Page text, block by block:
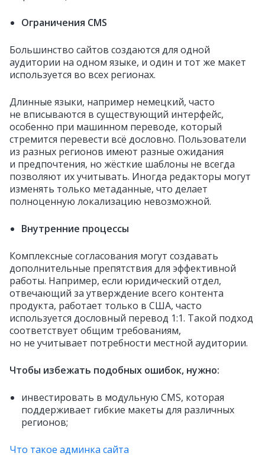
Ограничения CMS
Большинство сайтов создаются для одной
аудитории на одном языке, и один и тот же макет
используется во всех регионах.
Длинные языки, например немецкий, часто
не вписываются в существующий интерфейс,
особенно при машинном переводе, который
стремится перевести всё дословно. Пользователи
из разных регионов имеют разные ожидания
и предпочтения, но жёсткие шаблоны не всегда
позволяют их учитывать. Иногда редакторы могут
изменять только метаданные, что делает
полноценную локализацию невозможной.
Внутренние процессы
Комплексные согласования могут создавать
дополнительные препятствия для эффективной
работы. Например, если юридический отдел,
отвечающий за утверждение всего контента
продукта, работает только в США, часто
используется дословный перевод 1:1. Такой подход
соответствует общим требованиям,
но не учитывает потребности местной аудитории.
Чтобы избежать подобных ошибок, нужно:
инвестировать в модульную CMS, которая
поддерживает гибкие макеты для различных
регионов;
Что такое админка сайта